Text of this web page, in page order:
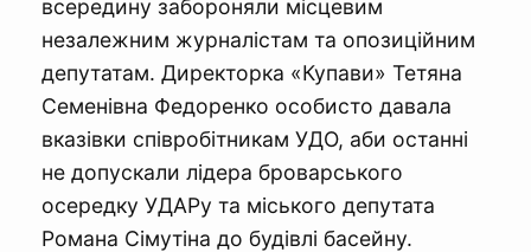
всередину забороняли місцевим
незалежним журналістам та опозиційним
депутатам. Директорка «Купави» Тетяна
Семенівна Федоренко особисто давала
вказівки співробітникам УДО, аби останні
не допускали лідера броварського
осередку УДАРу та міського депутата
Романа Сімутіна до будівлі басейну.